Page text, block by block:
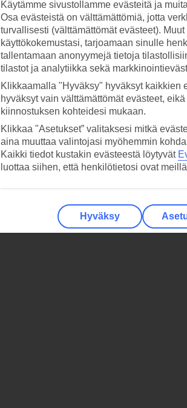
Käytämme sivustollamme evästeitä ja
Osa evästeistä on välttämättömiä, jotta
turvallisesti (välttämättömät evästeet).
käyttökokemustasi, tarjoamaan sinulle
tallentamaan anonyymejä tietoja
tilastot ja analytiikka sekä
Klikkaamalla "Hyväksy" hyväksyt kaikkien
hyväksyt vain välttämättömät evästeet,
kiinnostuksen kohteidesi mukaan.
Klikkaa "Asetukset” valitaksesi mitkä
aina muuttaa valintojasi myöhemmin
Kaikki tiedot kustakin evästeestä löytyvät
luottaa siihen, että henkilötietosi ovat
Hyväksy